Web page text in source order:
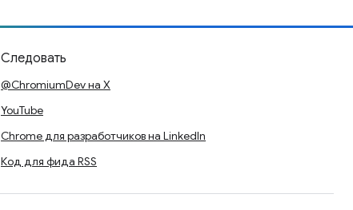
Следовать
@ChromiumDev на X
YouTube
Chrome для разработчиков на LinkedIn
Код для фида RSS